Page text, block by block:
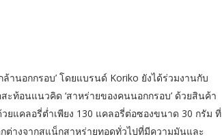
านอกกรอบ’ โดยแบรนด์ Koriko ยังได้ร่วมงานกับ
สะท้อนแนวคิด ‘สาหร่ายของคนนอกกรอบ’ ด้วยสินค้า
แคลอรี่ต่ำเพียง 130 แคลอรี่ต่อซองขนาด 30 กรัม ที่
างจากสแน็กสาหร่ายทอดทั่วไปที่มีความมันและ